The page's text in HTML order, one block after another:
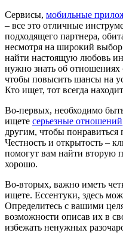
Сервисы, мобильные
– все это отличные
подходящего партнера,
несмотря на широкий
найти настоящую любовь
нужно знать об
чтобы повысить шансы на
Кто ищет, тот всегда находит
Во-первых, необходимо
ищете серьезные отношений
другим, чтобы
Честность и открытость –
помогут вам найти вторую
хорошо.
Во-вторых, важно иметь
ищете. Ессентуки, здесь
Определитесь с вашими
возможности описав их в
избежать ненужных